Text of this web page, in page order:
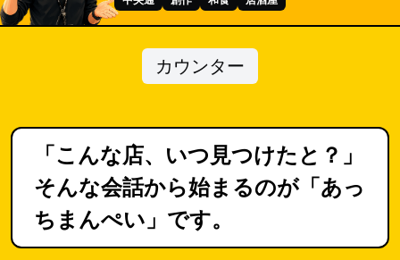
カウンター
「こんな店、いつ見つけたと？」
そんな会話から始まるのが「あっ
ちまんぺい」です。